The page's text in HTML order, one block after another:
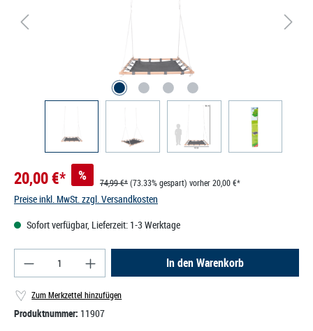
20,00 €* % 74,99 €*(73.33% gespart) vorher 20,00 €*
Preise inkl. MwSt. zzgl. Versandkosten
Sofort verfügbar, Lieferzeit: 1-3 Werktage
Produkt Anzahl: Gib den gewünschten Wert ein
In den Warenkorb
Zum Merkzettel hinzufügen
Produktnummer: 11907